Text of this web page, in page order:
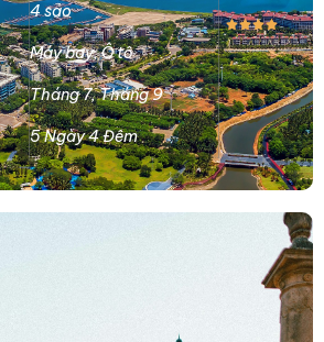
4 sao
Máy bay,Ô tô
Tháng 7,Tháng 9
5 Ngày 4 Đêm